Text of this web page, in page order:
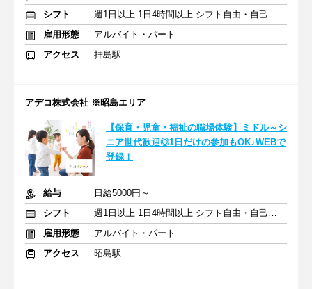
シフト
週1日以上 1日4時間以上 シフト自由・自己申告
雇用形態
アルバイト・パート
アクセス
拝島駅
アデコ株式会社 ※昭島エリア
【保育・児童・福祉の職場体験】ミドル～シ
ニア世代歓迎◎1日だけの参加もOK♪WEBで
登録！
給与
日給5000円～
シフト
週1日以上 1日4時間以上 シフト自由・自己申告
雇用形態
アルバイト・パート
アクセス
昭島駅